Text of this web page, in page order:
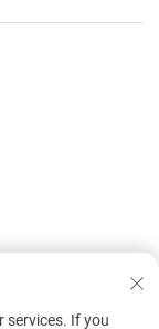
services. If you